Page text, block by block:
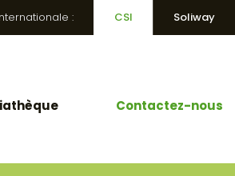
: CSI Soliway
Contactez-nous